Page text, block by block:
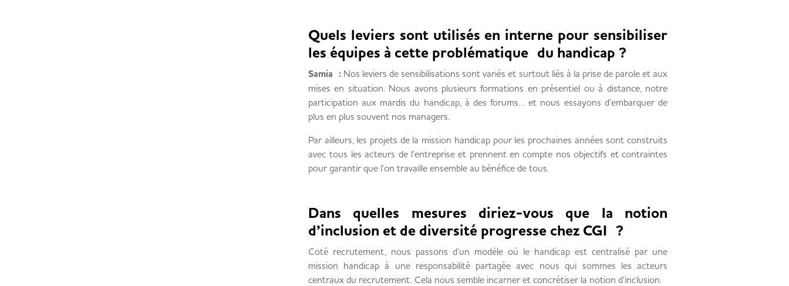
Quels leviers sont utilisés en interne pour sensibiliser
les équipes à cette problématique du handicap ?
Samia : Nos leviers de sensibilisations sont variés et surtout liés à la prise de parole et aux
mises en situation. Nous avons plusieurs formations en présentiel ou à distance, notre
participation aux mardis du handicap, à des forums… et nous essayons d’embarquer de
plus en plus souvent nos managers.
Par ailleurs, les projets de la mission handicap pour les prochaines années sont construits
avec tous les acteurs de l’entreprise et prennent en compte nos objectifs et contraintes
pour garantir que l’on travaille ensemble au bénéfice de tous.
Dans quelles mesures diriez-vous que la notion
d’inclusion et de diversité progresse chez CGI ?
Coté recrutement, nous passons d’un modèle où le handicap est centralisé par une
mission handicap à une responsabilité partagée avec nous qui sommes les acteurs
centraux du recrutement. Cela nous semble incarner et concrétiser la notion d’inclusion.